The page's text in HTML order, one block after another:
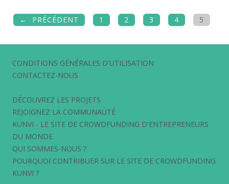
PRÉCÉDENT 1 2 3 4 5
CONDITIONS GÉNÉRALES D'UTILISATION
CONTACTEZ-NOUS
DÉCOUVREZ LES PROJETS
REJOIGNEZ LA COMMUNAUTÉ
KUNVI - LE SITE DE CROWDFUNDING D'ENTREPRENEURS
DU MONDE
QUI SOMMES-NOUS ?
POURQUOI CONTRIBUER SUR LE SITE DE CROWDFUNDING
KUNVI ?